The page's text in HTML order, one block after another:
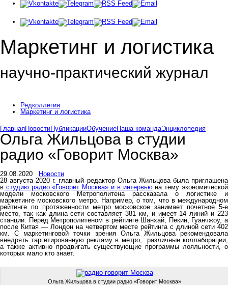
Маркетинг и логистика
научно-практический журнал
Редколлегия
Маркетинг и логистика
ГлавнаяНовостиПубликацииОбучениеНаша командаЭнциклопедия
Ольга Жильцова в студии
радио «Говорит Москва»
29.08.2020
Новости
28 августа 2020 г. главный редактор Ольга Жильцова была приглашена
в студию радио «Говорит Москва» и в интервьюна тему экономической
модели московского Метрополитена рассказала о логистике и
маркетинге московского метро. Например, о том, что в международном
рейтинге по протяженности метро московское занимает почетное 5-е
место, так как длина сети составляет 381 км, и имеет 14 линий и 223
станции. Перед Метрополитеном в рейтинге Шанхай, Пекин, Гуанчжоу, а
после Китая — Лондон на четвертом месте рейтинга с длиной сети 402
км. С маркетинговой точки зрения Ольга Жильцова рекомендовала
внедрять таргетированную рекламу в метро, различные коллаборации,
а также активно продвигать существующие программы лояльности, о
которых мало кто знает.
Ольга Жильцова в студии радио «Говорит Москва»